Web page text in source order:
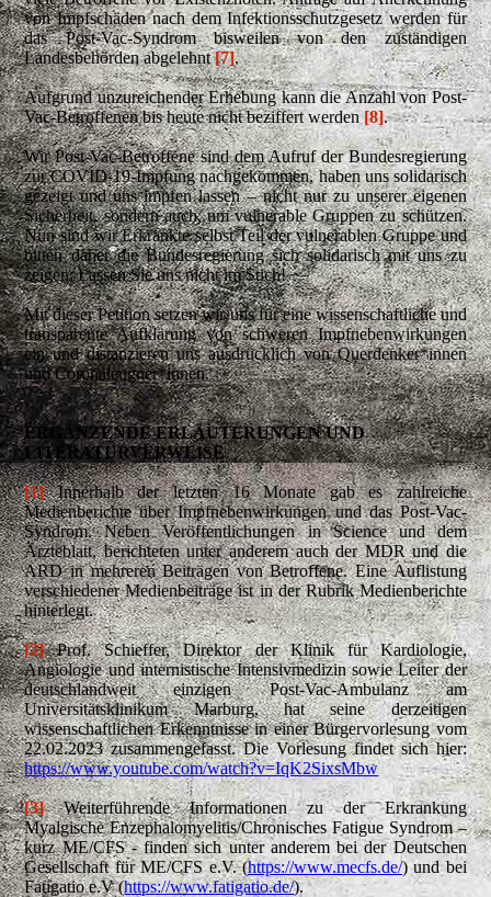
von Impfschäden nach dem Infektionsschutzgesetz werden für
das Post-Vac-Syndrom bisweilen von den zuständigen
Landesbehörden abgelehnt[7].
Aufgrund unzureichender Erhebung kann die Anzahl von Post-
Vac-Betroffenen bis heute nicht beziffert werden[8].
Wir Post-Vac-Betroffene sind dem Aufruf der Bundesregierung
zur COVID-19-Impfung nachgekommen, haben uns solidarisch
gezeigt und uns impfen lassen – nicht nur zu unserer eigenen
Sicherheit, sondern auch, um vulnerable Gruppen zu schützen.
Nun sind wir Erkrankte selbst Teil der vulnerablen Gruppe und
bitten daher die Bundesregierung sich solidarisch mit uns zu
zeigen: Lassen Sie uns nicht im Stich!
Mit dieser Petition setzen wir uns für eine wissenschaftliche und
transparente Aufklärung von schweren Impfnebenwirkungen
ein und distanzieren uns ausdrücklich von Querdenker*innen
und Coronaleugner*innen.
ERGÄNZENDE ERLÄUTERUNGEN UND
LITERATURVERWEISE
[1]Innerhalb der letzten 16 Monate gab es zahlreiche
Medienberichte über Impfnebenwirkungen und das Post-Vac-
Syndrom. Neben Veröffentlichungen in Science und dem
Ärzteblatt, berichteten unter anderem auch der MDR und die
ARD in mehreren Beiträgen von Betroffene. Eine Auflistung
verschiedener Medienbeiträge ist in der Rubrik Medienberichte
hinterlegt.
[2]Prof. Schieffer, Direktor der Klinik für Kardiologie,
Angiologie und internistische Intensivmedizin sowie Leiter der
deutschlandweit einzigen Post-Vac-Ambulanz am
Universitätsklinikum Marburg, hat seine derzeitigen
wissenschaftlichen Erkenntnisse in einer Bürgervorlesung vom
22.02.2023 zusammengefasst. Die Vorlesung findet sich hier:
https://www.youtube.com/watch?v=IqK2SixsMbw
[3]Weiterführende Informationen zu der Erkrankung
Myalgische Enzephalomyelitis/Chronisches Fatigue Syndrom –
kurz ME/CFS - finden sich unter anderem bei der Deutschen
Gesellschaft für ME/CFS e.V. (https://www.mecfs.de/) und bei
Fatigatio e.V (https://www.fatigatio.de/).